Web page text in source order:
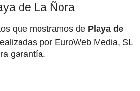
de La Ñora
que mostramos de Playa de
por EuroWeb Media, SL
garantía.